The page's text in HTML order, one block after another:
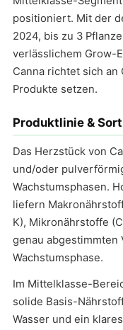
positioniert. Mit der
2024, bis zu 3
verlässlichem Grow-
Canna richtet sich
Produkte setzen.
Produktlinie &
Das Herzstück von
und/oder
Wachstumsphasen.
liefern
K), Mikronährstoffe
genau abgestimmten
Wachstumsphase.
Im Mittelklasse-
solide Basis-
Wasser und ein